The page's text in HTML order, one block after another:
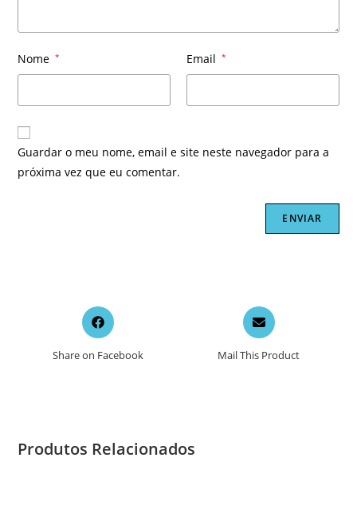
Nome * Email *
Guardar o meu nome, email e site neste navegador para a
próxima vez que eu comentar.
Opens
in
new
Share on Facebook
Opens
in
a
new
Mail This Product
Produtos Relacionados